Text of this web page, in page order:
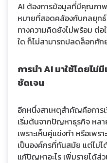
AI ต้องการข้อมูลที่มีคุณภาพ
หมายที่สอดคล้องกับกลยุทธ์
ทางความคิดยังไม่พร้อม ต่
ใด ก็ไม่สามารถปลดล็อกศัก
การนำ AI มาใช้โดยไม่
ชัดเจน
อีกหนึ่งสาเหตุสำคัญคือการ
เริ่มต้นจากปัญหาธุรกิจ หล
เพราะเห็นคู่แข่งทำ หรือเพ
เป็นองค์กรที่ทันสมัย แต่ไม่ไ
แก้ปัญหาอะไร เพิ่มรายได้